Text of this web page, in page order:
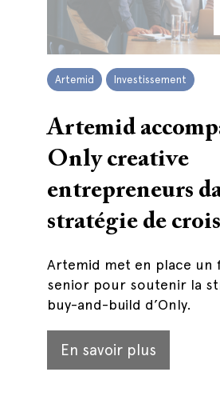
Artemid Investissement
Artemid
Only creative
entrepreneurs
stratégie de
Artemid met en place un
senior pour soutenir la
buy-and-build d’Only.
En savoir plus